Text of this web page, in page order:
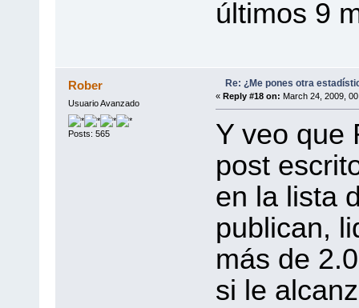
últimos 9
Rober
Usuario Avanzado
Posts: 565
Re: ¿Me pones otra
« Reply #18 on: March 24, 2009,
Y veo que
post
en la lista
publican,
más de
si le